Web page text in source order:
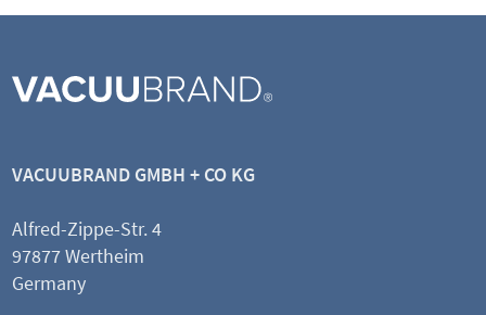
RC
VACUUBRAND GMBH + CO KG
Alfred-Zippe-Str. 4
97877 Wertheim
Germany